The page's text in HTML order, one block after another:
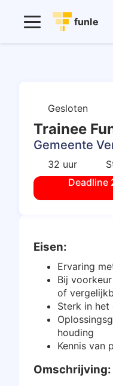
funle
Trainee
Gesloten
Gemeente
32 uur
Deadline
Eisen:
Ervaring
Bij
of
Sterk in het
houding
Kennis van
Omschrijving: